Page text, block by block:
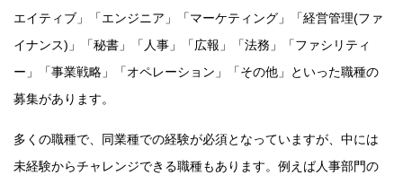
エイティブ」「エンジニア」「マーケティング」「経営管理(ファ
イナンス)」「秘書」「人事」「広報」「法務」「ファシリティ
ー」「事業戦略」「オペレーション」「その他」といった職種の
募集があります。
多くの職種で、同業種での経験が必須となっていますが、中には
未経験からチャレンジできる職種もあります。例えば人事部門の